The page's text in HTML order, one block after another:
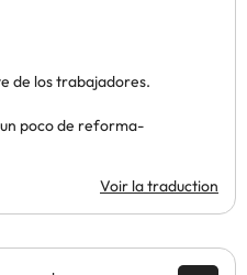
de los trabajadores.
poco de reforma-
Voir la traduction